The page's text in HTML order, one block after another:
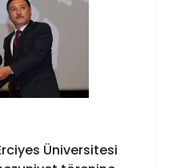
Üniversitesi